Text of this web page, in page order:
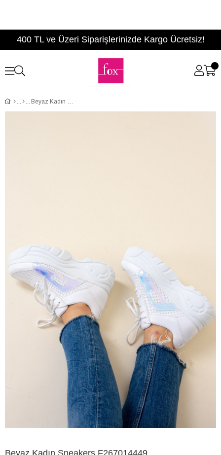
400 TL ve Üzeri Siparişlerinizde Kargo Ücretsiz!
Beyaz Kadın Sneakers F267014449
Beyaz Kadın Sneakers F267014449